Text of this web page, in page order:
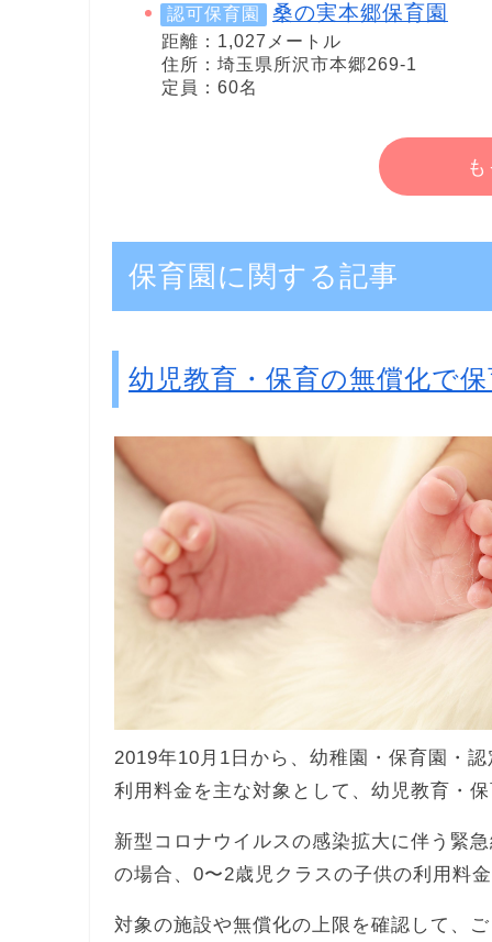
認可保育園 桑の実本郷保育園
距離：1,027メートル
住所：埼玉県所沢市本郷269-1
定員：60名
保育園に関する記事
幼児教育・保育の無償化で
2019年10月1日から、幼稚園・保育園・
利用料金を主な対象として、幼児教育・
新型コロナウイルスの感染拡大に伴う緊
の場合、0〜2歳児クラスの子供の利用料
対象の施設や無償化の上限を確認して、